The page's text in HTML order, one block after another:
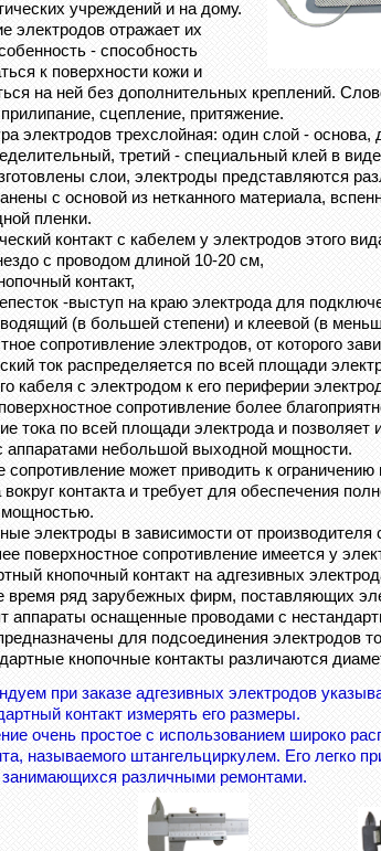
учреждений и на дому.
электродов отражает их
- способность
к поверхности кожи и
на ней без дополнительных креплений.
сцепление, притяжение.
электродов трехслойная: один слой - основа,
третий - специальный клей в
слои, электроды представляются
с основой из нетканного материала,
пленки.
контакт с кабелем у электродов этого
с проводом длиной 10-20 см,
контакт,
-выступ на краю электрода для
(в большей степени) и клеевой (в
сопротивление электродов, от которого
ток распределяется по всей площади
кабеля с электродом к его периферии
сопротивление более
тока по всей площади электрода и позволяет
аппаратами небольшой выходной мощности.
может приводить к
вокруг контакта и требует для обеспечения
электроды в зависимости от производителя
поверхностное сопротивление имеется у
кнопочный контакт на адгезивных
время ряд зарубежных фирм, поставляющих
аппараты оснащенные проводами с
для подсоединения электродов
кнопочные контакты различаются
при заказе адгезивных электродов
контакт измерять его размеры.
очень простое с использованием широко
называемого штангельциркулем. Его легко
занимающихся различными ремонтами.